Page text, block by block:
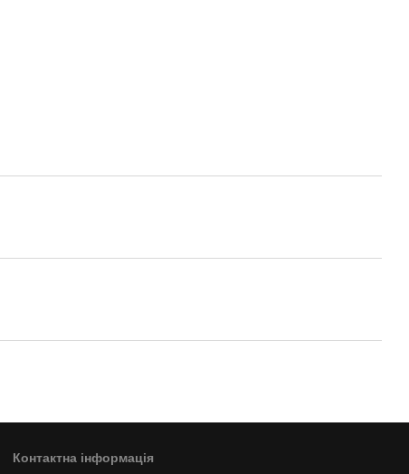
Контактна інформація